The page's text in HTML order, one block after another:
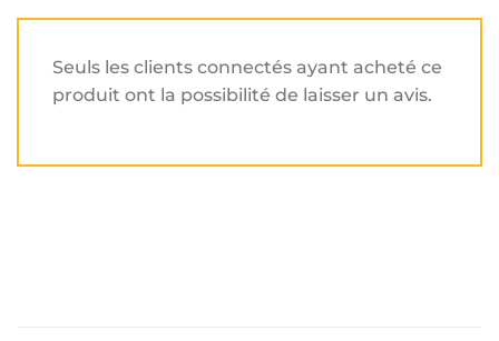
Seuls les clients connectés ayant acheté ce
produit ont la possibilité de laisser un avis.